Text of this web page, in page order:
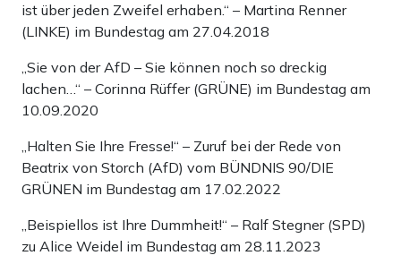
ist über jeden Zweifel erhaben.“ – Martina Renner
(LINKE) im Bundestag am 27.04.2018
„Sie von der AfD – Sie können noch so dreckig
lachen…“ – Corinna Rüffer (GRÜNE) im Bundestag am
10.09.2020
„Halten Sie Ihre Fresse!“ – Zuruf bei der Rede von
Beatrix von Storch (AfD) vom BÜNDNIS 90/DIE
GRÜNEN im Bundestag am 17.02.2022
„Beispiellos ist Ihre Dummheit!“ – Ralf Stegner (SPD)
zu Alice Weidel im Bundestag am 28.11.2023